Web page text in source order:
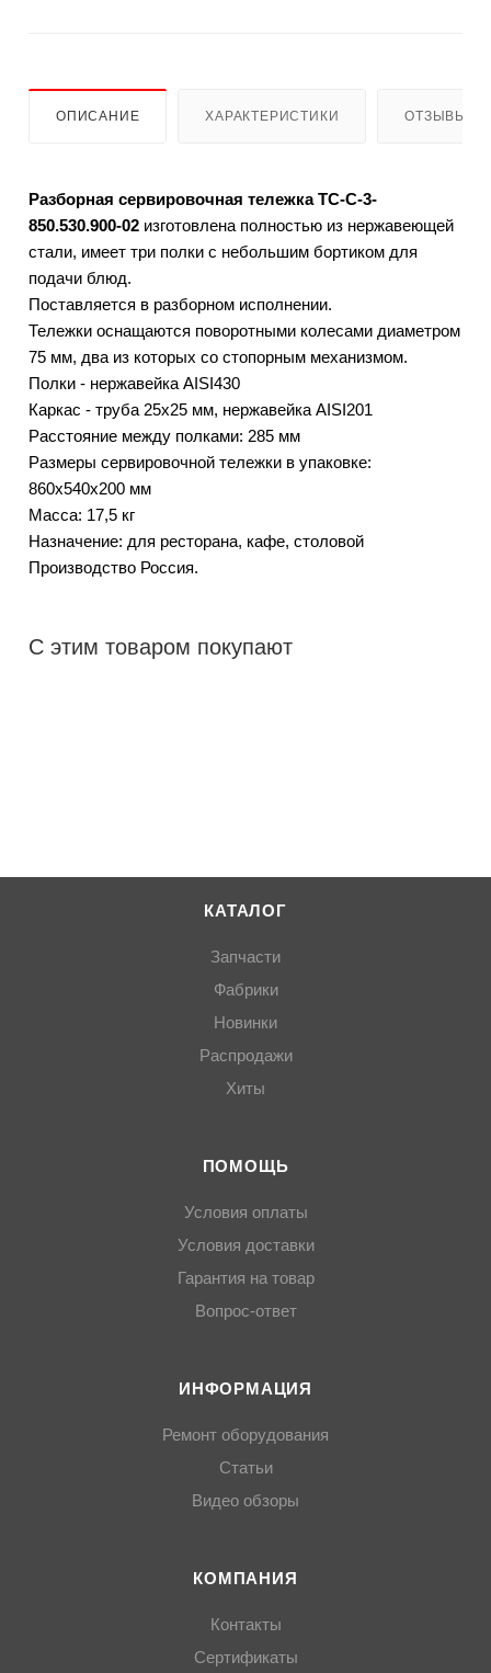
ОПИСАНИЕ ХАРАКТЕРИСТИКИ ОТЗЫВЫ
Разборная сервировочная тележка ТС-С-3-
850.530.900-02 изготовлена полностью из нержавеющей
стали, имеет три полки с небольшим бортиком для
подачи блюд.
Поставляется в разборном исполнении.
Тележки оснащаются поворотными колесами диаметром
75 мм, два из которых со стопорным механизмом.
Полки - нержавейка AISI430
Каркас - труба 25х25 мм, нержавейка AISI201
Расстояние между полками: 285 мм
Размеры сервировочной тележки в упаковке:
860х540х200 мм
Масса: 17,5 кг
Назначение: для ресторана, кафе, столовой
Производство Россия.
С этим товаром покупают
КАТАЛОГ
Запчасти
Фабрики
Новинки
Распродажи
Хиты
ПОМОЩЬ
Условия оплаты
Условия доставки
Гарантия на товар
Вопрос-ответ
ИНФОРМАЦИЯ
Ремонт оборудования
Статьи
Видео обзоры
КОМПАНИЯ
Контакты
Сертификаты